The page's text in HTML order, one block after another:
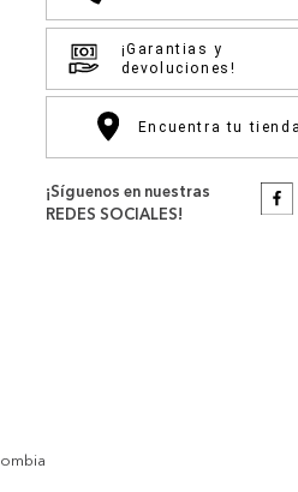
¡Garantias y
devoluciones!
Encuentra tu tienda
¡Síguenos en nuestras
REDES SOCIALES!